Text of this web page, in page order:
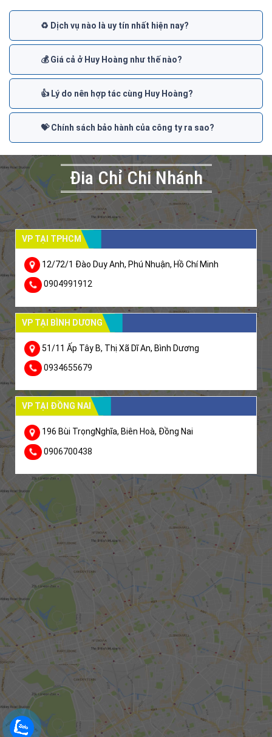
♻️ Dịch vụ nào là uy tín nhất hiện nay?
💰 Giá cả ở Huy Hoàng như thế nào?
👍 Lý do nên hợp tác cùng Huy Hoàng?
💝 Chính sách bảo hành của công ty ra sao?
Đia Chỉ Chi Nhánh
VP TẠI TPHCM
12/72/1 Đào Duy Anh, Phú Nhuận, Hồ Chí Minh
0904991912
VP TẠI BÌNH DƯƠNG
51/11 Ấp Tây B, Thị Xã Dĩ An, Bình Dương
0934655679
VP TẠI ĐỒNG NAI
196 Bùi TrọngNghĩa, Biên Hoà, Đồng Nai
0906700438